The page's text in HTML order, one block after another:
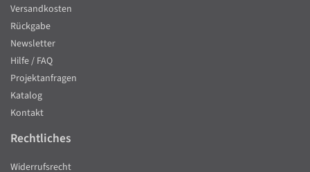
Versandkosten
Rückgabe
Newsletter
Hilfe / FAQ
Projektanfragen
Katalog
Kontakt
Rechtliches
Widerrufsrecht